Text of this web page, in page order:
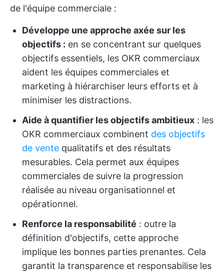
de l'équipe commerciale :
Développe une approche axée sur les
objectifs : en se concentrant sur quelques
objectifs essentiels, les OKR commerciaux
aident les équipes commerciales et
marketing à hiérarchiser leurs efforts et à
minimiser les distractions.
Aide à quantifier les objectifs ambitieux : les
OKR commerciaux combinent des objectifs
de vente qualitatifs et des résultats
mesurables. Cela permet aux équipes
commerciales de suivre la progression
réalisée au niveau organisationnel et
opérationnel.
Renforce la responsabilité : outre la
définition d'objectifs, cette approche
implique les bonnes parties prenantes. Cela
garantit la transparence et responsabilise les